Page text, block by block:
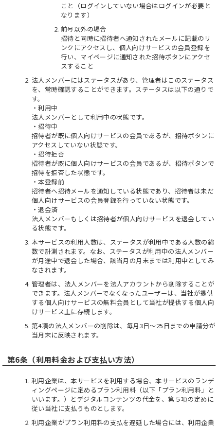
こと（ログインしていない場合はログインが必要と
なります）
前号以外の場合
招待と同時に招待者へ通知されたメールに記載のリ
ンクにアクセスし、個人向けサービスの会員登録を
行い、マイページに通知された招待ボタンにアクセ
スすること
法人メンバーにはステータスがあり、管理者はこのステータス
を、常時確認することができます。ステータスは以下の通りで
す。
・利用中
法人メンバーとして利用中の状態です。
・招待中
招待者が既に個人向けサービスの会員であるが、招待ボタンに
アクセスしていない状態です。
・招待拒否
招待者が既に個人向けサービスの会員であるが、招待ボタンで
招待を拒否した状態です。
・本登録前
招待者へ招待メールを通知している状態であり、招待者は未だ
個人向けサービスの会員登録を行っていない状態です。
・退会済
法人メンバーもしくは招待者が個人向けサービスを退会してい
る状態です。
本サービスの利用人数は、ステータスが利用中である人数の総
数で計測されます。なお、ステータスが利用中の法人メンバー
が月途中で退会した場合、該当月の月末までは利用中としてみ
なされます。
管理者は、法人メンバーを法人アカウントから削除することが
できます。法人メンバーでなくなったユーザーは、当社が提供
する個人向けサービスの無料会員として当社が提供する個人向
けサービス上に存続します。
第4項の法人メンバーの削除は、毎月3日〜25日までの申請分が
当月末に反映されます。
第6条（利用料金および支払い方法）
利用企業は、本サービスを利用する場合、本サービスのランデ
ィングページに定めるプラン利用料（以下「プラン利用料」と
いいます。）とデジタルコンテンツの代金を、第５項の定めに
従い当社に支払うものとします。
利用企業がプラン利用料の支払を遅延した場合には、利用企業